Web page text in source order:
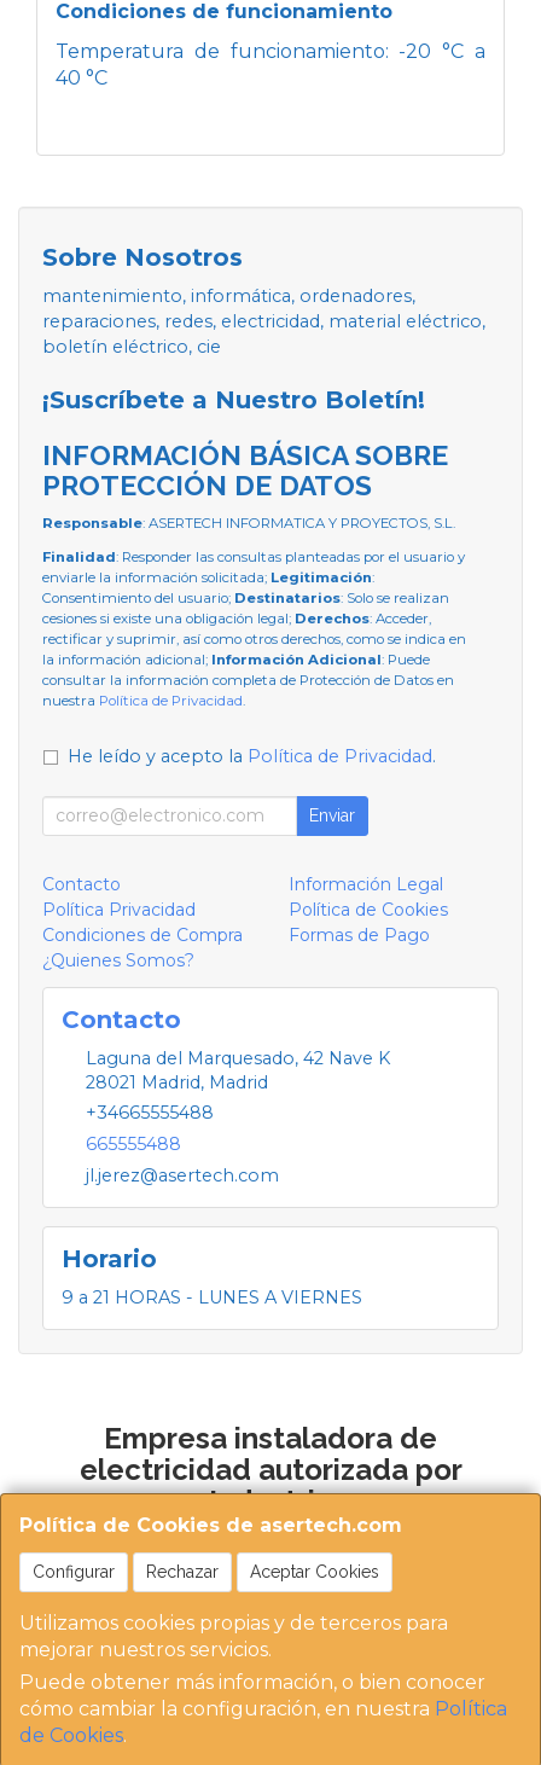
Condiciones de funcionamiento
Temperatura de funcionamiento: -20 °C a
40 °C
Política de Cookies de asertech.com
Configurar Rechazar Aceptar Cookies
Utilizamos cookies propias y de terceros para
mejorar nuestros servicios.
Puede obtener más información, o bien conocer
cómo cambiar la configuración, en nuestra Política
de Cookies.
Sobre Nosotros
mantenimiento, informática, ordenadores,
reparaciones, redes, electricidad, material eléctrico,
boletín eléctrico, cie
¡Suscríbete a Nuestro Boletín!
INFORMACIÓN BÁSICA SOBRE
PROTECCIÓN DE DATOS
Responsable: ASERTECH INFORMATICA Y PROYECTOS, S.L.
Finalidad: Responder las consultas planteadas por el usuario y
enviarle la información solicitada; Legitimación:
Consentimiento del usuario; Destinatarios: Solo se realizan
cesiones si existe una obligación legal; Derechos: Acceder,
rectificar y suprimir, así como otros derechos, como se indica en
la información adicional; Información Adicional: Puede
consultar la información completa de Protección de Datos en
nuestra Política de Privacidad
He leído y acepto la Política de Privacidad.
Enviar
Contacto
Información Legal
Política Privacidad
Política de Cookies
Condiciones de Compra
Formas de Pago
¿Quienes Somos?
Contacto
Laguna del Marquesado, 42 Nave K
28021 Madrid, Madrid
+34665555488
665555488
jl.jerez@asertech.com
Horario
9 a 21 HORAS - LUNES A VIERNES
Empresa instaladora de
electricidad autorizada por
Industria
https://instaladoresdemadrid.com/at_biz_dir/asertec
h-ip/